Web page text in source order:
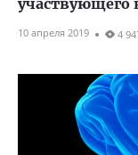
10 апреля 2019 4